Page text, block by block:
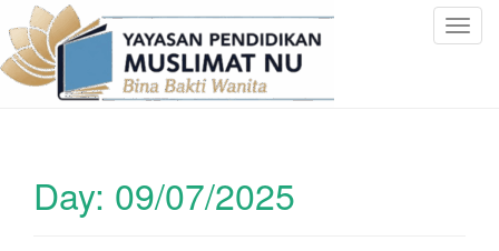
T
Day: 09/07/2025